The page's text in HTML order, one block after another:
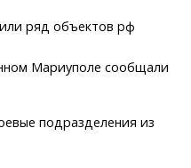
ряд объектов рф
Мариуполе сообщали
подразделения из